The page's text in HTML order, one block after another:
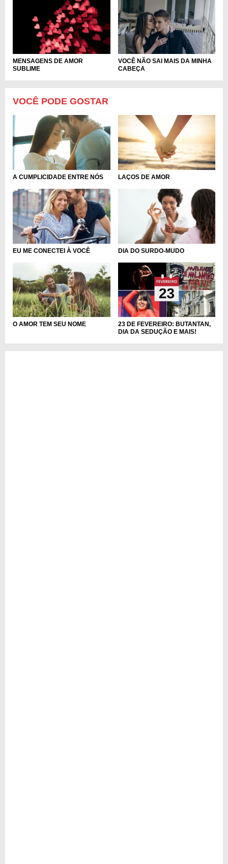
MENSAGENS DE AMOR
SUBLIME
VOCÊ NÃO SAI MAIS DA MINHA
CABEÇA
VOCÊ PODE GOSTAR
A CUMPLICIDADE ENTRE NÓS LAÇOS DE AMOR
EU ME CONECTEI À VOCÊ DIA DO SURDO-MUDO
O AMOR TEM SEU NOME
23 DE FEVEREIRO: BUTANTAN,
DIA DA SEDUÇÃO E MAIS!